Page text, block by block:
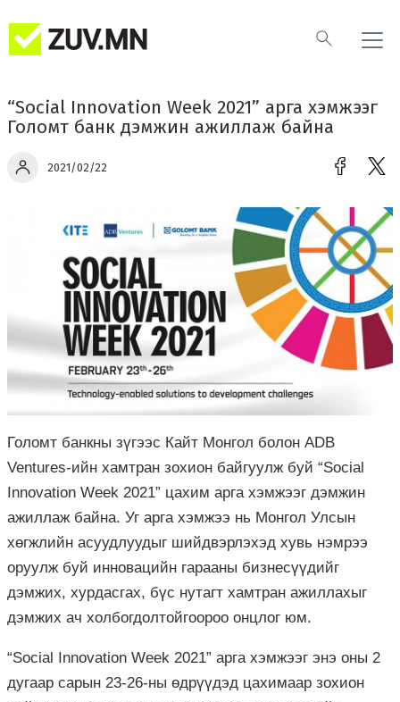
“Social Innovation Week 2021” арга хэмжээг
Голомт банк дэмжин ажиллаж байна
2021/02/22
Голомт банкны зүгээс Кайт Монгол болон ADB
Ventures-ийн хамтран зохион байгуулж буй “Social
Innovation Week 2021” цахим арга хэмжээг дэмжин
ажиллаж байна. Уг арга хэмжээ нь Монгол Улсын
хөгжлийн асуудлуудыг шийдвэрлэхэд хувь нэмрээ
оруулж буй инновацийн гарааны бизнесүүдийг
дэмжих, хурдасгах, бүс нутагт хамтран ажиллахыг
дэмжих ач холбогдолтойгоороо онцлог юм.
“Social Innovation Week 2021” арга хэмжээг энэ оны 2
дугаар сарын 23-26-ны өдрүүдэд цахимаар зохион